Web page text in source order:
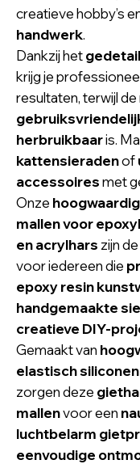
creatieve hobby’s
handwerk.
Dankzij het
krijg je
resultaten, terwijl de
herbruikbaaris.
kattensieradenof
accessoiresmet
Onze
mallen voor
en acrylhars zijn
voor iedereen die
epoxy resin
handgemaakte
creatieve DIY-
Gemaakt van
elastisch
zorgen deze
mallenvoor een
luchtbelarm
eenvoudige